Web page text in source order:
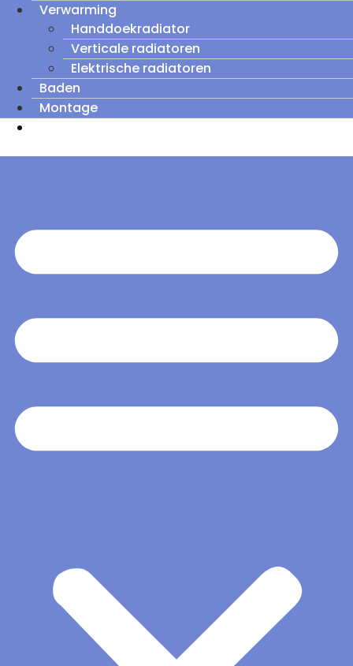
Verwarming
Handdoekradiator
Verticale radiatoren
Elektrische radiatoren
Baden
Montage